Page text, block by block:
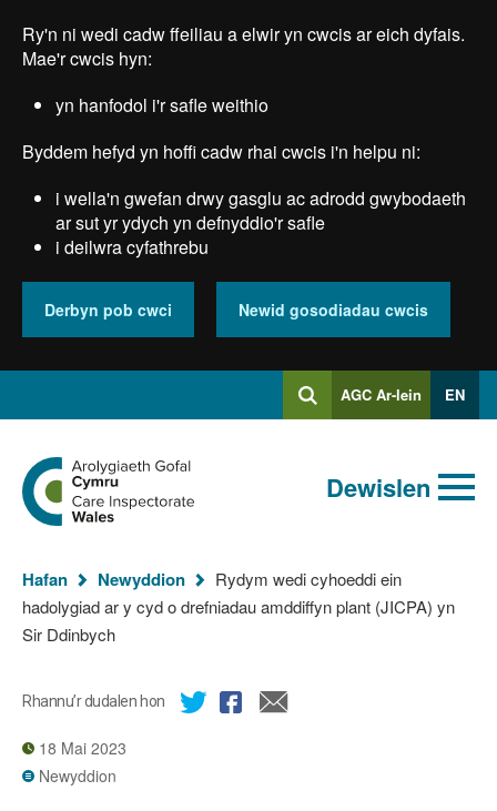
main
Ry'n ni wedi cadw ffeiliau a elwir yn cwcis ar eich dyfais.
Mae'r cwcis hyn:
yn hanfodol i'r safle weithio
Byddem hefyd yn hoffi cadw rhai cwcis i'n helpu ni:
i wella'n gwefan drwy gasglu ac adrodd gwybodaeth
ar sut yr ydych yn defnyddio'r safle
i deilwra cyfathrebu
Derbyn pob cwci Newid gosodiadau cwcis
ChwilioMewngofnodi
i
AGC Ar-lein EN
Chwiliad
allweddeiriau
cyflawn
Chwilio
Ewch
i
hafan
Arolygiaeth
Cymru
Dewislen
Rydych
chi
yma:
Hafan Newyddion
Rydym wedi cyhoeddi ein
hadolygiad ar y cyd o drefniadau amddiffyn plant (JICPA) yn
Sir Ddinbych
Rhannu’r dudalen hon
18 Mai 2023
Newyddion